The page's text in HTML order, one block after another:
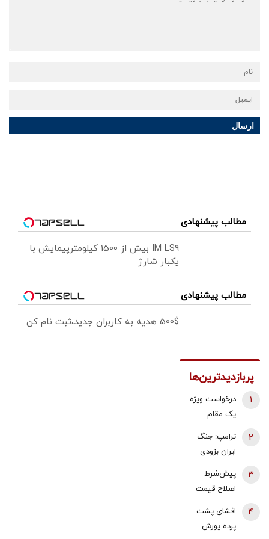
ارسال
مطالب پیشنهادی
IM LS9 بیش از 1500 کیلومترپیمایش با
یکبار شارژ
مطالب پیشنهادی
500$ هدیه به کاربران جدید،ثبت نام کن
پربازدیدترین‌ها
درخواست ویژه
یک مقام
جوانان: اگر
تفاهم ایران و
آمریکارا برای
آینده ایران
آن را با صدای
بلند مطالبه
1
ترامپ: جنگ
ایران بزودی
تامین برخی
مهمات
«محدودتر»
شده است |
2
پیش‌شرط
اصلاح قیمت
کاشی:
اصلاحات
3
افشای پشت
پرده یورش
4